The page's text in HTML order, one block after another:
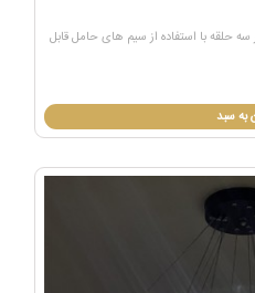
حلقه با استفاده از سیم های حامل قابل
به سبد